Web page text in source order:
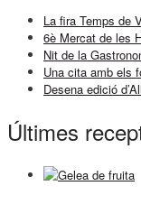
La fira Temps de
6è Mercat de les
Nit de la
Una cita amb els
Desena edició
Últimes